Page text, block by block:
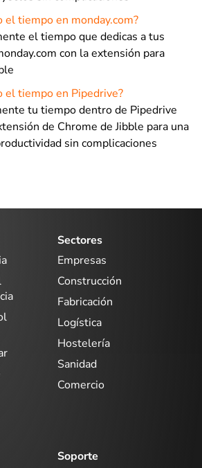
el tiempo en monday.com?
el tiempo que dedicas a tus
con la extensión para
el tiempo en Pipedrive?
tu tiempo dentro de Pipedrive
de Chrome de Jibble para una
sin complicaciones
Sectores
Empresas
Construcción
Fabricación
Logística
Hostelería
Sanidad
Comercio
Soporte